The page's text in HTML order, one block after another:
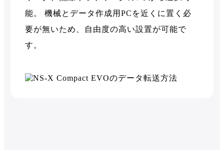
能。 機械とデータ作成用PCを近くに置く必
要が無いため、自由度の高い設置が可能で
す。